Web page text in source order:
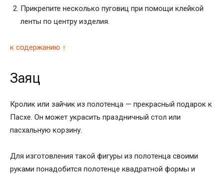
Прикрепите несколько пуговиц при помощи клейкой
ленты по центру изделия.
к содержанию ↑
Заяц
Кролик или зайчик из полотенца — прекрасный подарок к
Пасхе. Он может украсить праздничный стол или
пасхальную корзину.
Для изготовления такой фигуры из полотенца своими
руками понадобится полотенце квадратной формы и